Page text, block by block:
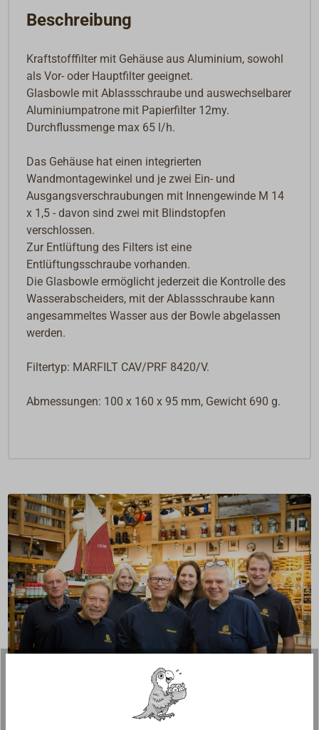
Beschreibung
Kraftstofffilter mit Gehäuse aus Aluminium, sowohl
als Vor- oder Hauptfilter geeignet.
Glasbowle mit Ablassschraube und auswechselbarer
Aluminiumpatrone mit Papierfilter 12my.
Durchflussmenge max 65 l/h.
Das Gehäuse hat einen integrierten
Wandmontagewinkel und je zwei Ein- und
Ausgangsverschraubungen mit Innengewinde M 14
x 1,5 - davon sind zwei mit Blindstopfen
verschlossen.
Zur Entlüftung des Filters ist eine
Entlüftungsschraube vorhanden.
Die Glasbowle ermöglicht jederzeit die Kontrolle des
Wasserabscheiders, mit der Ablassschraube kann
angesammeltes Wasser aus der Bowle abgelassen
werden.
Filtertyp: MARFILT CAV/PRF 8420/V.
Abmessungen: 100 x 160 x 95 mm, Gewicht 690 g.
Fragen zum Artikel?